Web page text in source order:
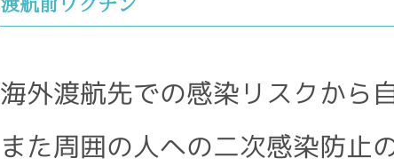
渡航前ワクチン
海外渡航先での感染リスクから
また周囲の人への二次感染防止